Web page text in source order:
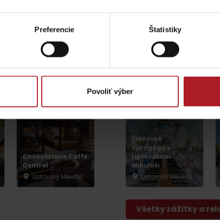
Preferencie Štatistiky
Povoliť výber
G&T Square bistro
Liptovský Mikuláš
Chocolaterie Caffe
Central
Liptovský Mikuláš
LET BALÓNOM
Liptovský Mikuláš
Židovská
synagóga v
Liptovskom
Mikuláši
Liptovský Mikuláš
Všetky zážitky a